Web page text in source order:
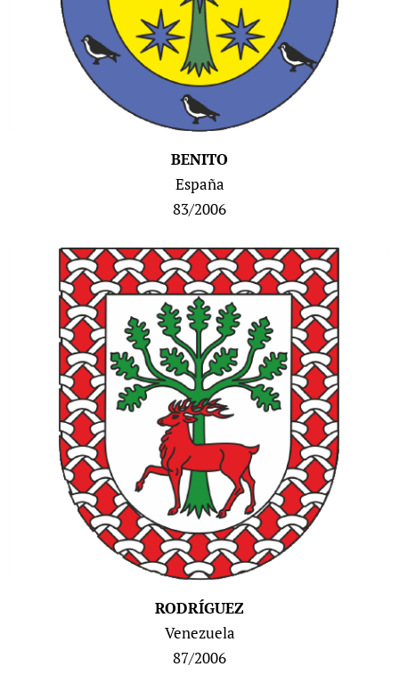
BENITO
España
83/2006
RODRÍGUEZ
Venezuela
87/2006